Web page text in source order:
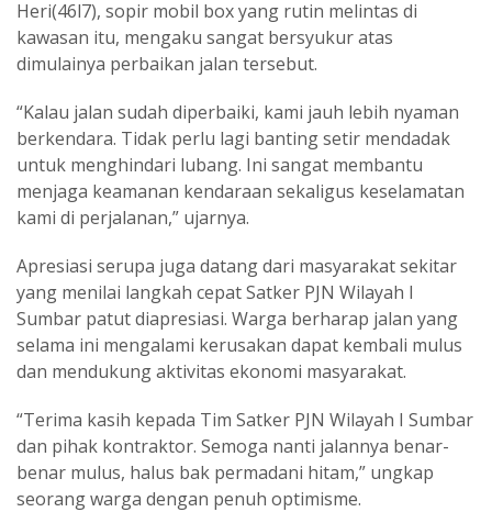
Heri(46l7), sopir mobil box yang rutin melintas di
kawasan itu, mengaku sangat bersyukur atas
dimulainya perbaikan jalan tersebut.
“Kalau jalan sudah diperbaiki, kami jauh lebih nyaman
berkendara. Tidak perlu lagi banting setir mendadak
untuk menghindari lubang. Ini sangat membantu
menjaga keamanan kendaraan sekaligus keselamatan
kami di perjalanan,” ujarnya.
Apresiasi serupa juga datang dari masyarakat sekitar
yang menilai langkah cepat Satker PJN Wilayah I
Sumbar patut diapresiasi. Warga berharap jalan yang
selama ini mengalami kerusakan dapat kembali mulus
dan mendukung aktivitas ekonomi masyarakat.
“Terima kasih kepada Tim Satker PJN Wilayah I Sumbar
dan pihak kontraktor. Semoga nanti jalannya benar-
benar mulus, halus bak permadani hitam,” ungkap
seorang warga dengan penuh optimisme.